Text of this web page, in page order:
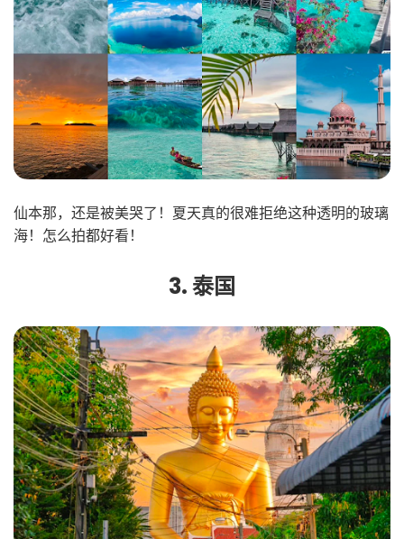
仙本那，还是被美哭了！夏天真的很难拒绝这种透明的玻璃
海！怎么拍都好看！
3. 泰国